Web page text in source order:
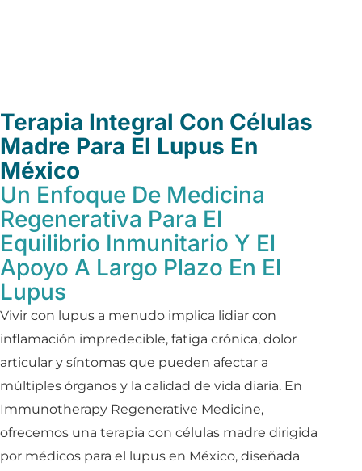
Terapia Integral Con Células
Madre Para El Lupus En
México
Un Enfoque De Medicina
Regenerativa Para El
Equilibrio Inmunitario Y El
Apoyo A Largo Plazo En El
Lupus
Vivir con lupus a menudo implica lidiar con
inflamación impredecible, fatiga crónica, dolor
articular y síntomas que pueden afectar a
múltiples órganos y la calidad de vida diaria. En
Immunotherapy Regenerative Medicine,
ofrecemos una terapia con células madre dirigida
por médicos para el lupus en México, diseñada